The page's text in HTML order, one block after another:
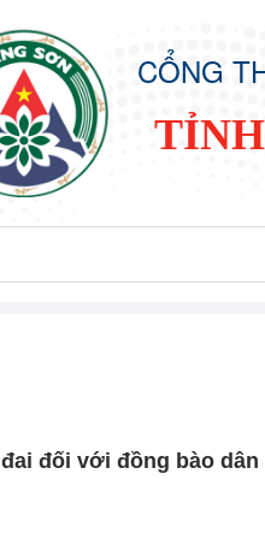
CỔNG
đối với đồng bào